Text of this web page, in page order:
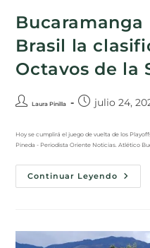
Bucaramanga
Brasil la
Octavos de la
Laura Pinilla julio 24,
Hoy se cumplirá el juego de vuelta de los
Pineda - Periodista Oriente Noticias. Atlético
Continuar Leyendo